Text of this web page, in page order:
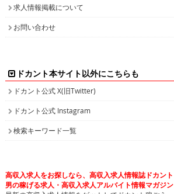
求人情報掲載について
お問い合わせ
ドカント本サイト以外にこちらも
ドカント公式 X(旧Twitter)
ドカント公式 Instagram
検索キーワード一覧
高収入求人をお探しなら、高収入求人情報誌ドカント
男の稼げる求人・高収入求人アルバイト情報マガジン